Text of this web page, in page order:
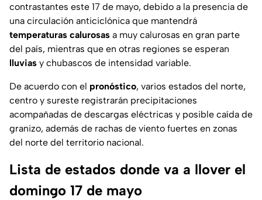
contrastantes este 17 de mayo, debido a la presencia de
una circulación anticiclónica que mantendrá
temperaturas calurosas a muy calurosas en gran parte
del país, mientras que en otras regiones se esperan
lluvias y chubascos de intensidad variable.
De acuerdo con el pronóstico, varios estados del norte,
centro y sureste registrarán precipitaciones
acompañadas de descargas eléctricas y posible caída de
granizo, además de rachas de viento fuertes en zonas
del norte del territorio nacional.
Lista de estados donde va a llover el
domingo 17 de mayo